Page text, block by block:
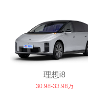
理想i8
30.98-33.98万